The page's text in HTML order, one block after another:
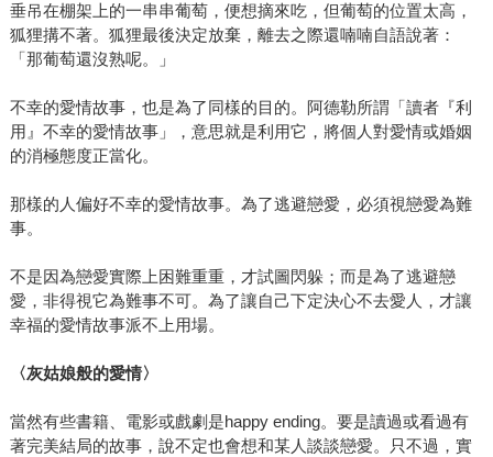
垂吊在棚架上的一串串葡萄，便想摘來吃，但葡萄的位置太高，
狐狸搆不著。狐狸最後決定放棄，離去之際還喃喃自語說著：
「那葡萄還沒熟呢。」
不幸的愛情故事，也是為了同樣的目的。阿德勒所謂「讀者『利
用』不幸的愛情故事」，意思就是利用它，將個人對愛情或婚姻
的消極態度正當化。
那樣的人偏好不幸的愛情故事。為了逃避戀愛，必須視戀愛為難
事。
不是因為戀愛實際上困難重重，才試圖閃躲；而是為了逃避戀
愛，非得視它為難事不可。為了讓自己下定決心不去愛人，才讓
幸福的愛情故事派不上用場。
〈灰姑娘般的愛情〉
當然有些書籍、電影或戲劇是happy ending。要是讀過或看過有
著完美結局的故事，說不定也會想和某人談談戀愛。只不過，實